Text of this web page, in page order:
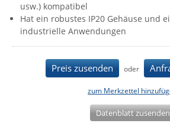
IEC Lock
Ihse
Kerlink
Kramer Electronics
usw.) kompatibel
Hat ein robustes IP20 Gehäuse und
industrielle Anwendungen
Preis zusenden oder
zum Merkzettel
Datenblatt zusenden